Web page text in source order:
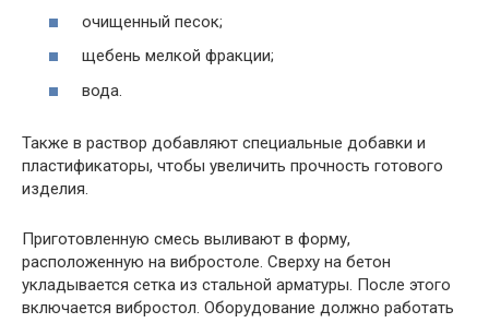
очищенный песок;
щебень мелкой фракции;
вода.
Также в раствор добавляют специальные добавки и
пластификаторы, чтобы увеличить прочность готового
изделия.
Приготовленную смесь выливают в форму,
расположенную на вибростоле. Сверху на бетон
укладывается сетка из стальной арматуры. После этого
включается вибростол. Оборудование должно работать